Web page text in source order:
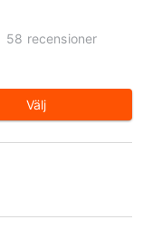
58 recensioner
Välj